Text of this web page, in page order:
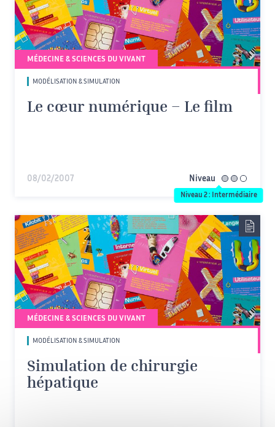
MÉDECINE & SCIENCES DU VIVANT
MODÉLISATION & SIMULATION
Le cœur numérique – Le film
08/02/2007 Niveau intermédiaire
Niveau 2 : Intermédiaire
MÉDECINE & SCIENCES DU VIVANT
MODÉLISATION & SIMULATION
Simulation de chirurgie
hépatique